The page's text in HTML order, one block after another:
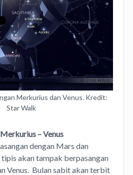
Merkurius dan Venus. Kredit:
Star Walk
– Venus
dengan Mars dan
akan tampak berpasangan
Venus. Bulan sabit akan terbit